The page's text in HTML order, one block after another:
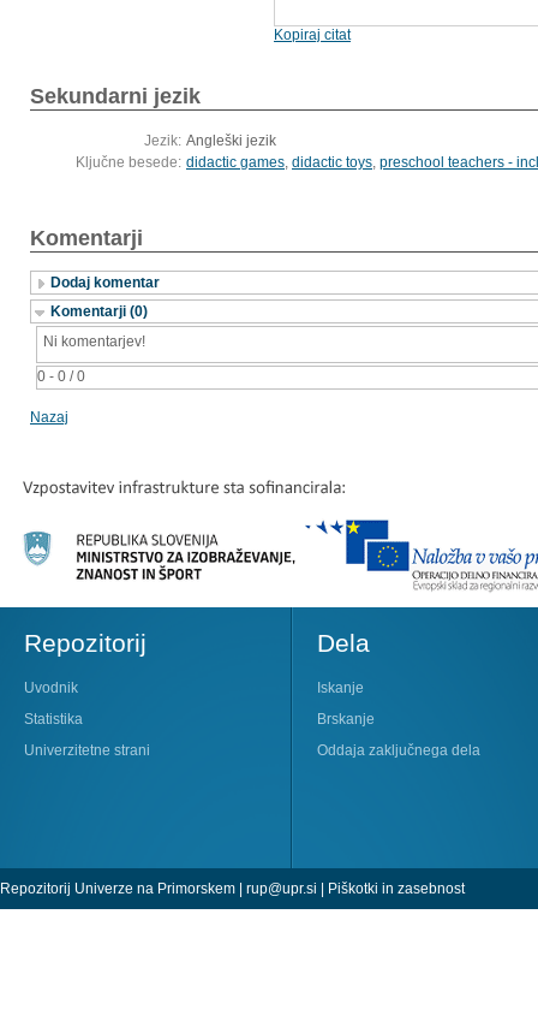
Kopiraj citat
Sekundarni jezik
Jezik: Angleški jezik
Ključne besede: didactic games, didactic toys, preschool teachers -
Komentarji
Dodaj komentar
Komentarji (0)
0 - 0 / 0
Ni komentarjev!
Nazaj
Repozitorij
Uvodnik
Statistika
Univerzitetne strani
Dela
Iskanje
Brskanje
Oddaja zaključnega dela
Repozitorij Univerze na Primorskem | rup@upr.si Piškotki in zasebnost